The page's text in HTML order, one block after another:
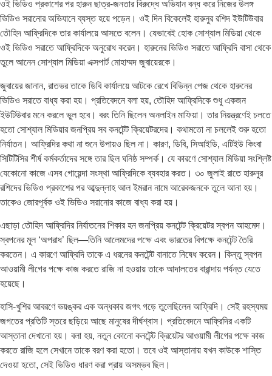
ওই ভিডিও প্রকাশের পর হারুন ছাত্র-জনতার বিরুদ্ধে অভিযান বন্ধ করে নিজের উলঙ্গ
ভিডিও সরানোর অভিযানে ব্যস্ত হয়ে পড়েন। ওই দিন বিকেলেই হারুনুর রশিদ ইউটিউবার
তৌহিদ আফ্রিদিকে তার কার্যালয়ে আসতে বলেন। যেভাবেই হোক সোশ্যাল মিডিয়া থেকে
ওই ভিডিও সরাতে আফ্রিদিকে অনুরোধ করেন। হারুনের ভিডিও সরাতে আফ্রিদি বাসা থেকে
তুলে আনেন সোশ্যাল মিডিয়া এক্সপার্ট মোহাম্মদ জুবায়েরকে।
জুবায়ের জানান, রাতভর তাকে ডিবি কার্যালয়ে আটকে রেখে বিভিন্ন পেজ থেকে হারুনের
ভিডিও সরাতে বাধ্য করা হয়। প্রতিবেদনে বলা হয়, তৌহিদ আফ্রিদিকে শুধু একজন
ইউটিউবার মনে করলে ভুল হবে। বরং তিনি ছিলেন অনলাইন মাফিয়া। তার নিয়ন্ত্রণেই চলতে
হতো সোশ্যাল মিডিয়ার জনপ্রিয় সব কনটেন্ট ক্রিয়েটরদের। কথামতো না চললেই শুরু হতো
নির্যাতন। আফ্রিদির কথা না শুনে উপায়ও ছিল না। কারণ, ডিবি, সিআইডি, এটিইউ কিংবা
সিটিটিসির শীর্ষ কর্মকর্তাদের সঙ্গে তার ছিল ঘনিষ্ঠ সম্পর্ক। যে কারণে সোশ্যাল মিডিয়া সংশ্লিষ্ট
যেকোনো কাজে এসব গোয়েন্দা সংস্থা আফ্রিদিকে ব্যবহার করত। ৩০ জুলাই রাতে হারুনুর
রশিদের ভিডিও প্রকাশের পর আব্দুল্লাহ আল ইমরান নামে আরেকজনকে তুলে আনা হয়।
তাকেও জোরপূর্বক ওই ভিডিও সরানোর কাজে বাধ্য করা হয়।
এছাড়া তৌহিদ আফ্রিদির নির্যাতনের শিকার হন জনপ্রিয় কনটেন্ট ক্রিয়েটর স্বপন আহমেদ।
স্বপনের মূল ‘অপরাধ’ ছিল—তিনি আলেমদের পক্ষে এবং ভারতের বিপক্ষে কনটেন্ট তৈরি
করতেন। এ কারণে আফ্রিদি তাকে এ ধরনের কনটেন্ট বানাতে নিষেধ করেন। কিন্তু স্বপন
আওয়ামী লীগের পক্ষে কাজ করতে রাজি না হওয়ায় তাকে আদালতের বারান্দায় পর্যন্ত যেতে
হয়েছে।
হাসি-খুশির আবরণে ভয়ঙ্কর এক অন্ধকার জগৎ গড়ে তুলেছিলেন আফ্রিদি। সেই রহস্যময়
জগতের প্রতিটি স্তরে ছড়িয়ে আছে মানুষের দীর্ঘশ্বাস। প্রতিবেদনে আফ্রিদির একটি
আস্তানা দেখানো হয়। বলা হয়, নতুন কোনো কনটেন্ট ক্রিয়েটর আওয়ামী লীগের পক্ষে কাজ
করতে রাজি হলে সেখানে তাকে বরণ করা হতো। তবে ওই আস্তানায় যখন কাউকে শাস্তি
দেওয়া হতো, সেই ভিডিও ধারণ করা প্রায় অসম্ভব ছিল।